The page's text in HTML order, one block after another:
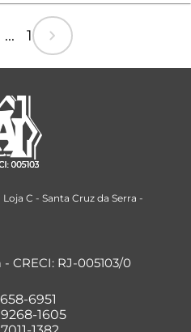
1 chevron_right
Loja C - Santa Cruz da Serra -
CRECI: RJ-005103/0
6951
1605